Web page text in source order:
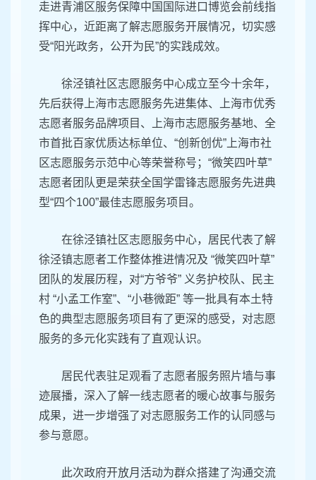
走进青浦区服务保障中国国际进口博览会前线指
挥中心，近距离了解志愿服务开展情况，切实感
受“阳光政务，公开为民”的实践成效。
徐泾镇社区志愿服务中心成立至今十余年，
先后获得上海市志愿服务先进集体、上海市优秀
志愿者服务品牌项目、上海市志愿服务基地、全
市首批百家优质达标单位、“创新创优”上海市社
区志愿服务示范中心等荣誉称号；“微笑四叶草”
志愿者团队更是荣获全国学雷锋志愿服务先进典
型“四个100”最佳志愿服务项目。
在徐泾镇社区志愿服务中心，居民代表了解
徐泾镇志愿者工作整体推进情况及 “微笑四叶草”
团队的发展历程，对“方爷爷” 义务护校队、民主
村 “小孟工作室”、“小巷微距” 等一批具有本土特
色的典型志愿服务项目有了更深的感受，对志愿
服务的多元化实践有了直观认识。
居民代表驻足观看了志愿者服务照片墙与事
迹展播，深入了解一线志愿者的暖心故事与服务
成果，进一步增强了对志愿服务工作的认同感与
参与意愿。
此次政府开放月活动为群众搭建了沟通交流